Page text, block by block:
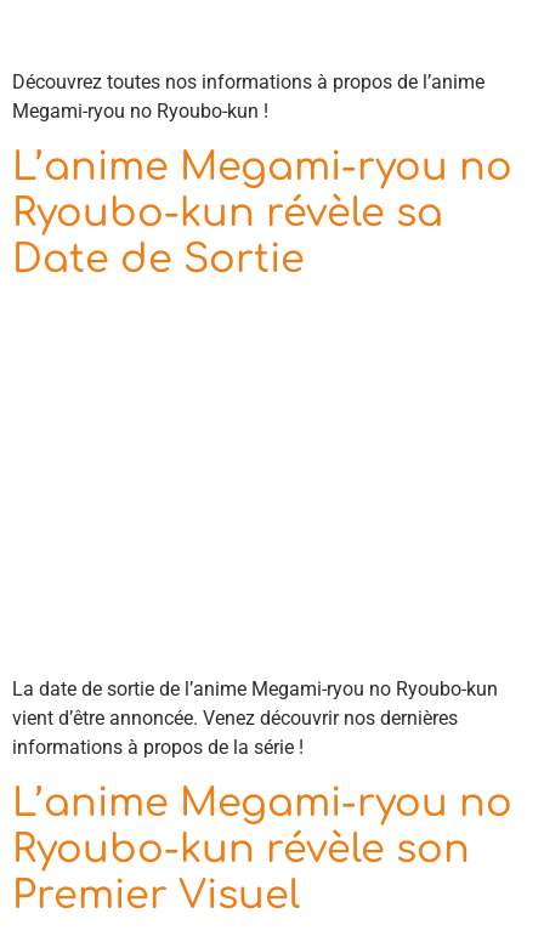
Découvrez toutes nos informations à propos de l’anime
Megami-ryou no Ryoubo-kun !
L’anime Megami-ryou no
Ryoubo-kun révèle sa
Date de Sortie
La date de sortie de l’anime Megami-ryou no Ryoubo-kun
vient d’être annoncée. Venez découvrir nos dernières
informations à propos de la série !
L’anime Megami-ryou no
Ryoubo-kun révèle son
Premier Visuel